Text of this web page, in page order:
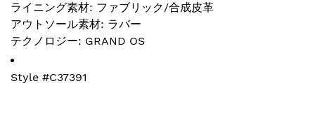
ライニング素材: ファブリック/合成皮革
アウトソール素材: ラバー
テクノロジー: GRAND OS
Style #C37391